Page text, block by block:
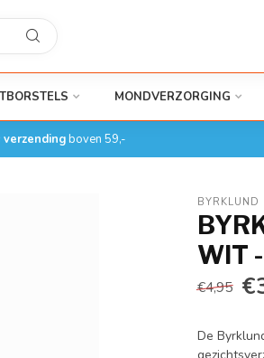
MONDVERZORGING
verzendingboven 59,-
BYRKLUND
WIT
€4,95
De